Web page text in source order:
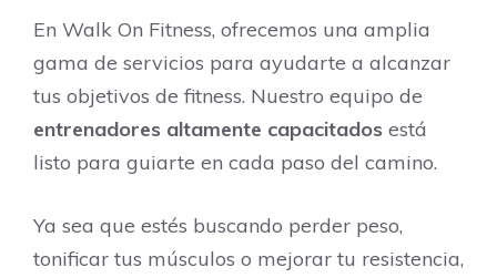
En Walk On Fitness, ofrecemos una amplia
gama de servicios para ayudarte a alcanzar
tus objetivos de fitness. Nuestro equipo de
entrenadores altamente capacitados está
listo para guiarte en cada paso del camino.
Ya sea que estés buscando perder peso,
tonificar tus músculos o mejorar tu resistencia,